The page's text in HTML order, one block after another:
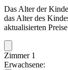
Das Alter der
das Alter des
aktualisierten
Zimmer 1
Erwachsene: